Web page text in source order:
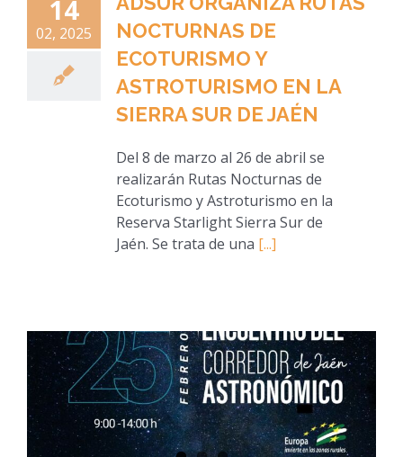
14
02, 2025
NOCTURNAS DE
ECOTURISMO Y
ASTROTURISMO EN LA
SIERRA SUR DE JAÉN
Del 8 de marzo al 26 de abril se
realizarán Rutas Nocturnas de
Ecoturismo y Astroturismo en la
Reserva Starlight Sierra Sur de
Jaén. Se trata de una [...]